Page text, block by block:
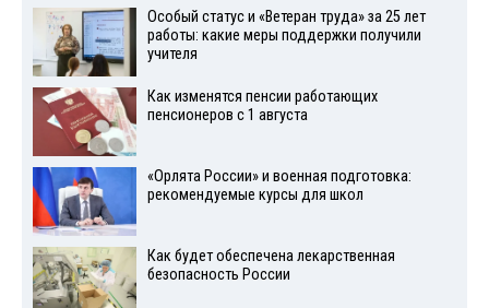
Особый статус и «Ветеран труда» за 25 лет
работы: какие меры поддержки получили
учителя
Как изменятся пенсии работающих
пенсионеров с 1 августа
«Орлята России» и военная подготовка:
рекомендуемые курсы для школ
Как будет обеспечена лекарственная
безопасность России